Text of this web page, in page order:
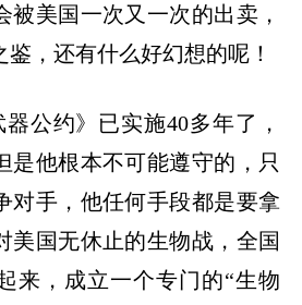
被美国一次又一次的出卖，
，还有什么好幻想的呢！
器公约》已实施40多年了，
是他根本不可能遵守的，只
对手，他任何手段都是要拿
美国无休止的生物战，全国
来，成立一个专门的“生物